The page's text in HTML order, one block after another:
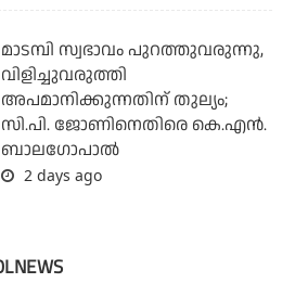
മാടമ്പി സ്വഭാവം പുറത്തുവരുന്നു,
വിളിച്ചുവരുത്തി
അപമാനിക്കുന്നതിന് തുല്യം;
സി.പി. ജോണിനെതിരെ കെ.എന്‍.
ബാലഗോപാല്‍
2 days ago